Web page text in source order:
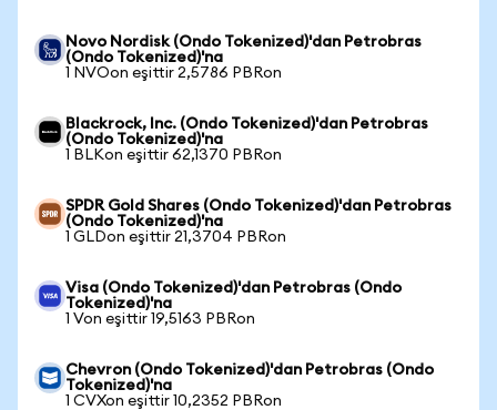
Novo Nordisk (Ondo Tokenized)'dan Petrobras
(Ondo Tokenized)'na
1 NVOon eşittir 2,5786 PBRon
Blackrock, Inc. (Ondo Tokenized)'dan Petrobras
(Ondo Tokenized)'na
1 BLKon eşittir 62,1370 PBRon
SPDR Gold Shares (Ondo Tokenized)'dan Petrobras
(Ondo Tokenized)'na
1 GLDon eşittir 21,3704 PBRon
Visa (Ondo Tokenized)'dan Petrobras (Ondo
Tokenized)'na
1 Von eşittir 19,5163 PBRon
Chevron (Ondo Tokenized)'dan Petrobras (Ondo
Tokenized)'na
1 CVXon eşittir 10,2352 PBRon